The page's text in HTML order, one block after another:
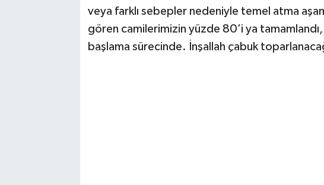
veya farklı sebepler nedeniyle temel atma
gören camilerimizin yüzde 80’i ya tamamlandı,
başlama sürecinde. İnşallah çabuk